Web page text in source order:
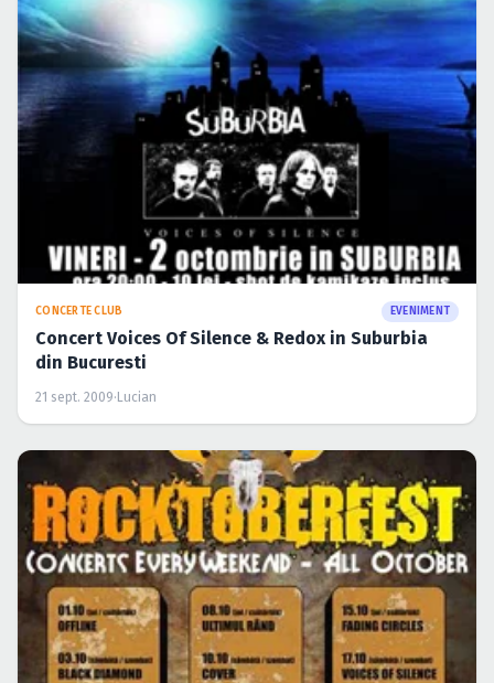
CONCERTE CLUB EVENIMENT
Concert Voices Of Silence & Redox in Suburbia
din Bucuresti
21 sept. 2009· Lucian